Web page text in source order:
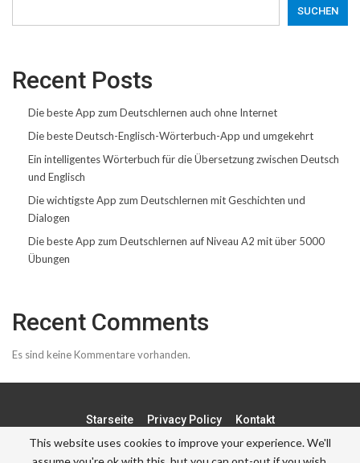
SUCHEN
Recent Posts
Die beste App zum Deutschlernen auch ohne Internet
Die beste Deutsch-Englisch-Wörterbuch-App und umgekehrt
Ein intelligentes Wörterbuch für die Übersetzung zwischen Deutsch
und Englisch
Die wichtigste App zum Deutschlernen mit Geschichten und
Dialogen
Die beste App zum Deutschlernen auf Niveau A2 mit über 5000
Übungen
Recent Comments
Es sind keine Kommentare vorhanden.
Starseite Privacy Policy Kontakt
This website uses cookies to improve your experience. We'll